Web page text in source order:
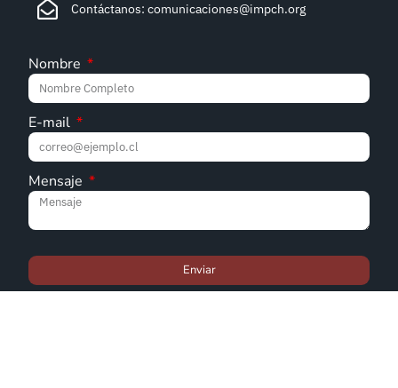
Contáctanos: comunicaciones@impch.org
Nombre
E-mail
Mensaje
Enviar